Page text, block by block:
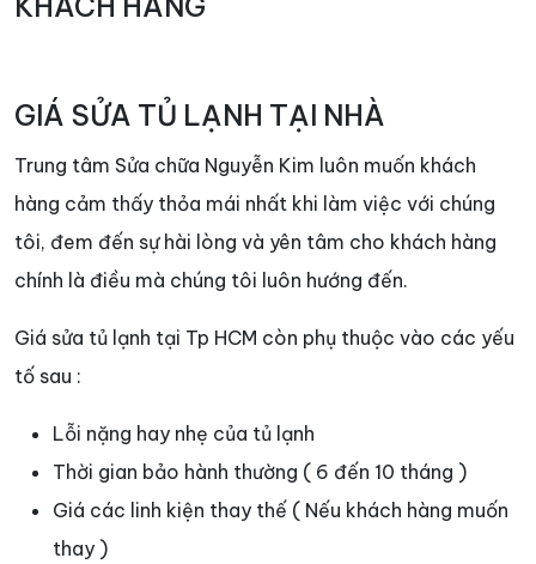
KHÁCH HÀNG
GIÁ SỬA TỦ LẠNH TẠI NHÀ
Trung tâm Sửa chữa Nguyễn Kim luôn muốn khách
hàng cảm thấy thỏa mái nhất khi làm việc với chúng
tôi, đem đến sự hài lòng và yên tâm cho khách hàng
chính là điều mà chúng tôi luôn hướng đến.
Giá sửa tủ lạnh tại Tp HCM còn phụ thuộc vào các yếu
tố sau :
Lỗi nặng hay nhẹ của tủ lạnh
Thời gian bảo hành thường ( 6 đến 10 tháng )
Giá các linh kiện thay thế ( Nếu khách hàng muốn
thay )